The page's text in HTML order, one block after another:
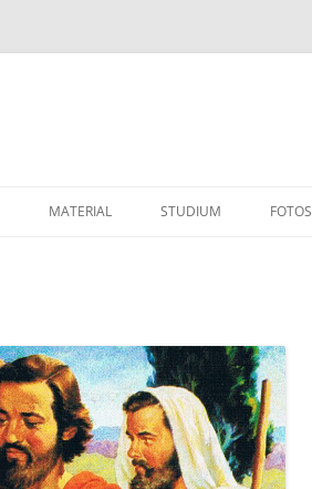
MATERIAL STUDIUM FOTOS